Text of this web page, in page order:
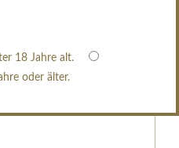
18 Jahre alt.
oder älter.